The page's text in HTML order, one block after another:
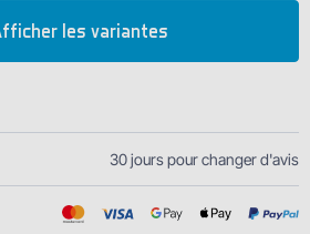
les détails verts est large et peu-profonde
feeder et il n'y a pas besoin de bobiner
les variantes
30 jours pour changer d'avis